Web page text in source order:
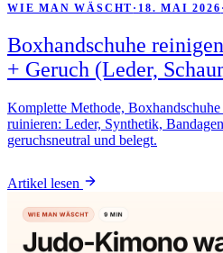
WIE MAN WÄSCHT · 18. MAI 2026
Boxhandschuhe
+ Geruch (Leder,
Komplette Methode,
ruinieren: Leder, Synthetik,
geruchsneutral und belegt.
Artikel lesen